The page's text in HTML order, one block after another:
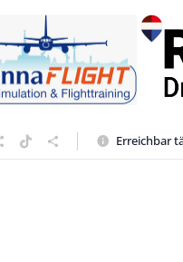
Erreichbar